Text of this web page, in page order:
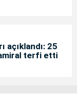
açıklandı: 25
terfi etti